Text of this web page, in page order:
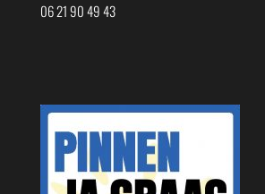
06 21 90 49 43